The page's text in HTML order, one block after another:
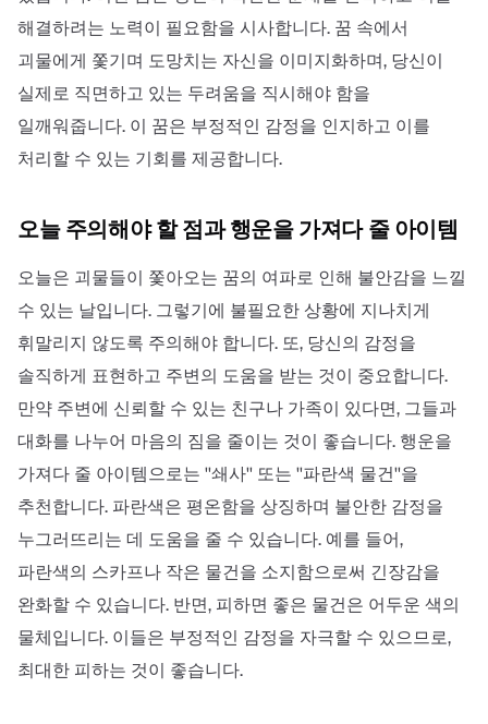
해결하려는 노력이 필요함을 시사합니다. 꿈 속에서
괴물에게 쫓기며 도망치는 자신을 이미지화하며, 당신이
실제로 직면하고 있는 두려움을 직시해야 함을
일깨워줍니다. 이 꿈은 부정적인 감정을 인지하고 이를
처리할 수 있는 기회를 제공합니다.
오늘 주의해야 할 점과 행운을 가져다 줄 아이템
오늘은 괴물들이 쫓아오는 꿈의 여파로 인해 불안감을 느낄
수 있는 날입니다. 그렇기에 불필요한 상황에 지나치게
휘말리지 않도록 주의해야 합니다. 또, 당신의 감정을
솔직하게 표현하고 주변의 도움을 받는 것이 중요합니다.
만약 주변에 신뢰할 수 있는 친구나 가족이 있다면, 그들과
대화를 나누어 마음의 짐을 줄이는 것이 좋습니다. 행운을
가져다 줄 아이템으로는 ''쇄사'' 또는 ''파란색 물건''을
추천합니다. 파란색은 평온함을 상징하며 불안한 감정을
누그러뜨리는 데 도움을 줄 수 있습니다. 예를 들어,
파란색의 스카프나 작은 물건을 소지함으로써 긴장감을
완화할 수 있습니다. 반면, 피하면 좋은 물건은 어두운 색의
물체입니다. 이들은 부정적인 감정을 자극할 수 있으므로,
최대한 피하는 것이 좋습니다.